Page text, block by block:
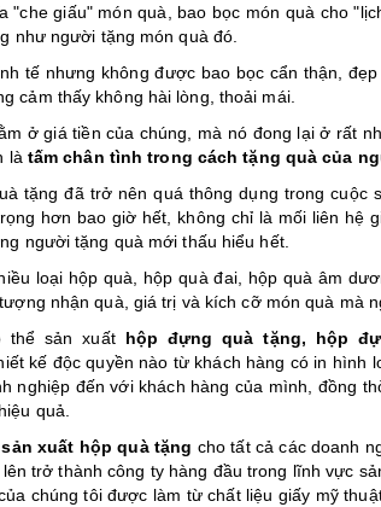
"che giấu" món quà, bao bọc món quà cho
như người tặng món quà đó.
tế nhưng không được bao bọc cẩn thận,
cảm thấy không hài lòng, thoải mái.
ở giá tiền của chúng, mà nó đong lại ở rất
là tấm chân tình trong cách tặng quà của
tặng đã trở nên quá thông dụng trong
hơn bao giờ hết, không chỉ là mối liên hệ
người tặng quà mới thấu hiểu hết.
loại hộp quà, hộp quà đai, hộp quà âm
nhận quà, giá trị và kích cỡ món quà mà
thể sản xuất hộp đựng quà tặng, hộp
kế độc quyền nào từ khách hàng có in hình
nghiệp đến với khách hàng của mình, đồng
quả.
sản xuất hộp quà tặng cho tất cả các doanh
trở thành công ty hàng đầu trong lĩnh vực
chúng tôi được làm từ chất liệu giấy mỹ